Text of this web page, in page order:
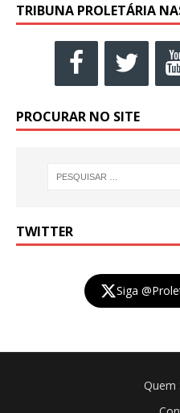
TRIBUNA PROLETÁRIA
PROCURAR NO SITE
TWITTER
Siga
Quem